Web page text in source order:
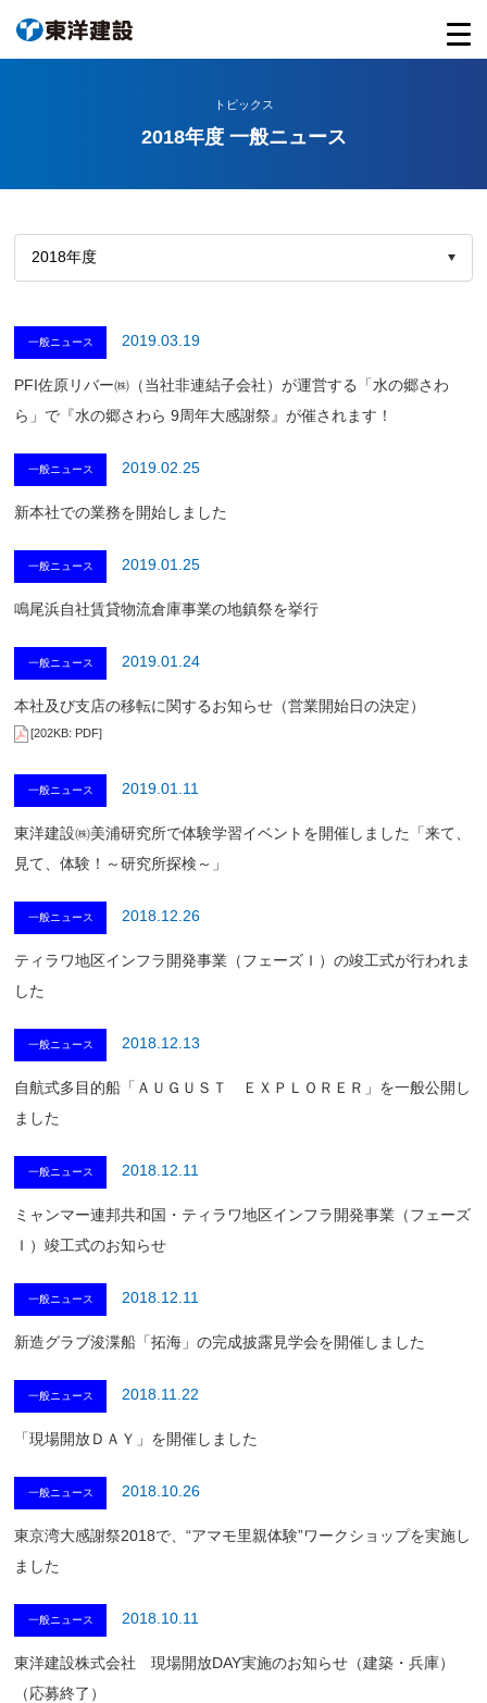
トピックス
2018年度 一般ニュース
一般ニュース 2019.03.19
PFI佐原リバー㈱（当社非連結子会社）が運営する「水の郷さわ
ら」で『水の郷さわら 9周年大感謝祭』が催されます！
一般ニュース 2019.02.25
新本社での業務を開始しました
一般ニュース 2019.01.25
鳴尾浜自社賃貸物流倉庫事業の地鎮祭を挙行
一般ニュース 2019.01.24
本社及び支店の移転に関するお知らせ（営業開始日の決定）
[202KB: PDF]
一般ニュース 2019.01.11
東洋建設㈱美浦研究所で体験学習イベントを開催しました「来て、
見て、体験！～研究所探検～」
一般ニュース 2018.12.26
ティラワ地区インフラ開発事業（フェーズＩ）の竣工式が行われま
した
一般ニュース 2018.12.13
自航式多目的船「ＡＵＧＵＳＴ ＥＸＰＬＯＲＥＲ」を一般公開し
ました
一般ニュース 2018.12.11
ミャンマー連邦共和国・ティラワ地区インフラ開発事業（フェーズ
Ｉ）竣工式のお知らせ
一般ニュース 2018.12.11
新造グラブ浚渫船「拓海」の完成披露見学会を開催しました
一般ニュース 2018.11.22
「現場開放ＤＡＹ」を開催しました
一般ニュース 2018.10.26
東京湾大感謝祭2018で、“アマモ里親体験”ワークショップを実施し
ました
一般ニュース 2018.10.11
東洋建設株式会社 現場開放DAY実施のお知らせ（建築・兵庫）
（応募終了）